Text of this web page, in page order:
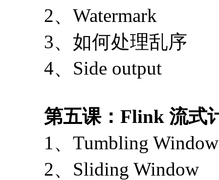
2、Watermark
3、如何处理乱序
4、Side output
第五课：Flink 流式
1、Tumbling Window
2、Sliding Window